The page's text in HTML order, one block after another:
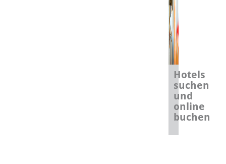
Hotels
suchen
und
online
buchen